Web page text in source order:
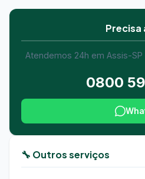
Precisa
Atendemos 24h em Assis-
0800
🔧 Outros serviços